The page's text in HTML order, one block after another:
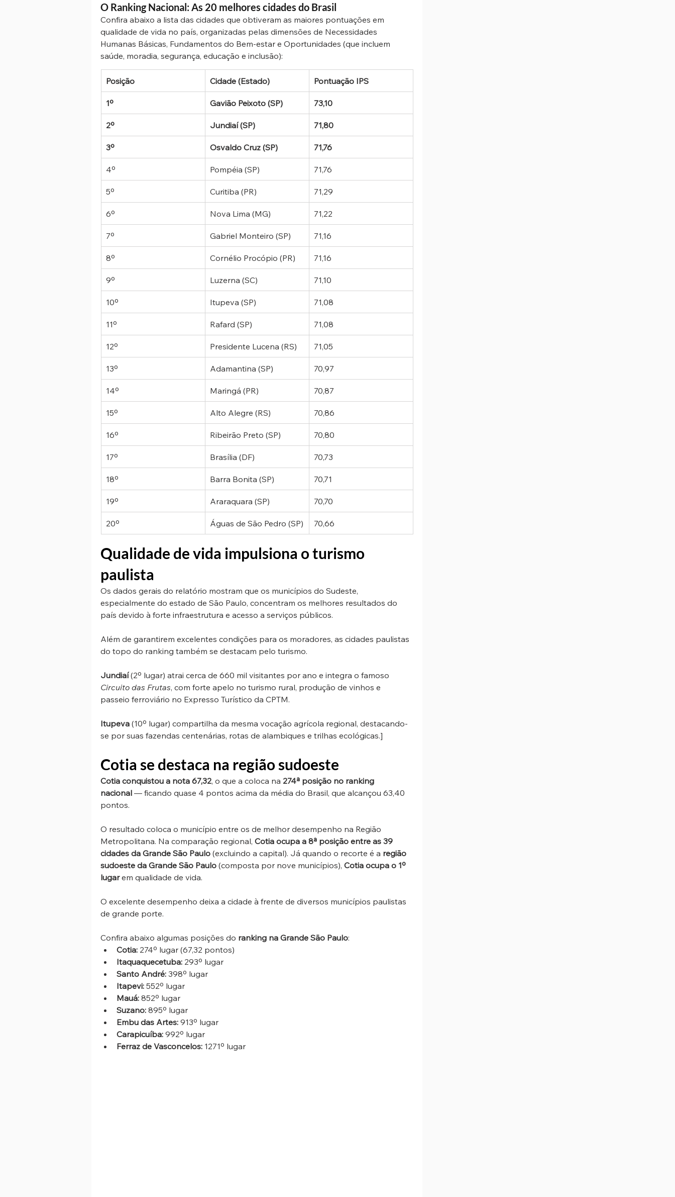
O Ranking Nacional: As 20 melhores cidades do Brasil
Confira abaixo a lista das cidades que obtiveram as maiores pontuações em
qualidade de vida no país, organizadas pelas dimensões de Necessidades
Humanas Básicas, Fundamentos do Bem-estar e Oportunidades (que incluem
saúde, moradia, segurança, educação e inclusão):
Posição Cidade (Estado) Pontuação IPS
1º Gavião Peixoto (SP) 73,10
2º Jundiaí (SP) 71,80
3º Osvaldo Cruz (SP) 71,76
4º Pompéia (SP) 71,76
5º Curitiba (PR) 71,29
6º Nova Lima (MG) 71,22
7º Gabriel Monteiro (SP) 71,16
8º Cornélio Procópio (PR) 71,16
9º Luzerna (SC) 71,10
10º Itupeva (SP) 71,08
11º Rafard (SP) 71,08
12º Presidente Lucena (RS) 71,05
13º Adamantina (SP) 70,97
14º Maringá (PR) 70,87
15º Alto Alegre (RS) 70,86
16º Ribeirão Preto (SP) 70,80
17º Brasília (DF) 70,73
18º Barra Bonita (SP) 70,71
19º Araraquara (SP) 70,70
20º Águas de São Pedro (SP) 70,66
Qualidade de vida impulsiona o turismo
paulista
Os dados gerais do relatório mostram que os municípios do Sudeste,
especialmente do estado de São Paulo, concentram os melhores resultados do
país devido à forte infraestrutura e acesso a serviços públicos.
Além de garantirem excelentes condições para os moradores, as cidades paulistas
do topo do ranking também se destacam pelo turismo.
Jundiaí (2º lugar) atrai cerca de 660 mil visitantes por ano e integra o famoso
Circuito das Frutas, com forte apelo no turismo rural, produção de vinhos e
passeio ferroviário no Expresso Turístico da CPTM.
Itupeva (10º lugar) compartilha da mesma vocação agrícola regional, destacando-
se por suas fazendas centenárias, rotas de alambiques e trilhas ecológicas.]
Cotia se destaca na região sudoeste
Cotia conquistou a nota 67,32, o que a coloca na 274ª posição no ranking
nacional — ficando quase 4 pontos acima da média do Brasil, que alcançou 63,40
pontos.
O resultado coloca o município entre os de melhor desempenho na Região
Metropolitana. Na comparação regional, Cotia ocupa a 8ª posição entre as 39
cidades da Grande São Paulo (excluindo a capital). Já quando o recorte é a região
sudoeste da Grande São Paulo (composta por nove municípios), Cotia ocupa o 1º
lugar em qualidade de vida.
O excelente desempenho deixa a cidade à frente de diversos municípios paulistas
de grande porte.
Confira abaixo algumas posições do ranking na Grande São Paulo:
Cotia: 274º lugar (67,32 pontos)
Itaquaquecetuba: 293º lugar
Santo André: 398º lugar
Itapevi: 552º lugar
Mauá: 852º lugar
Suzano: 895º lugar
Embu das Artes: 913º lugar
Carapicuíba: 992º lugar
Ferraz de Vasconcelos: 1271º lugar